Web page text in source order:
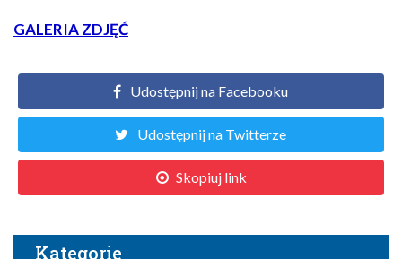
GALERIA ZDJĘĆ
Udostępnij na Facebooku
Udostępnij na Twitterze
Skopiuj link
Kategorie